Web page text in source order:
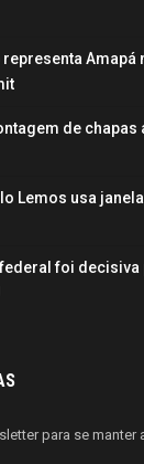
Amapá
de chapas
Lemos usa
foi
para se manter